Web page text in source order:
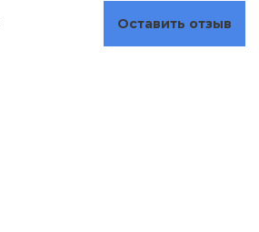
Оставить отзыв